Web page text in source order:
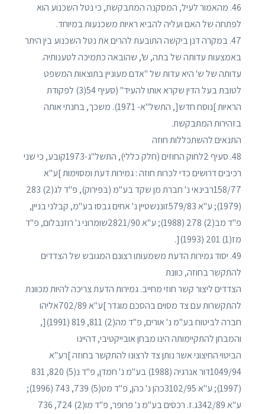
46. מהאמור לעיל, המסקנה המתבקשת, כי נטל השכנוע הוא
לפתחה של האם ועליה להביא ראיות משכנעות במיוחד.
47. במקרה דנן ביקשה התובעת להרים את נטל השכנוע בין היתר
באמצעות עדותה של בתה, ש', שהובאה כתמיכה לטענותיה.
עדותה של ש' היא עדות של "אדם מעוניין בתוצאות המשפט
לטובת בעל הדין שקרא אותו להעיד" (סעיף 54(3) לפקודת
הראיות ]נוסח חדש[, התשל"א- 1971). משכך, בחנתי אותה
בזהירות המתבקשת.
התנאים להשתכללות חוזה
48. סעיף 2לחוק החוזים (חלק כללי), התשל"ג-1973קובע, כי שני
רכיבים דרושים כדי לכרות חוזה : גמירות דעת ומסוימות ]ע"א
158/77רבינאי נ' חברת מן שקד בע"מ (בפירוק), פ"ד לג(2) 283
(1979); ע"א 579/83זוננשטיין נ' אחים גבסו בע"מ, קבלני בניין,
פ"ד מב(2) 278 (1988); ע"א 2821/90שומרוני נ' רוזנבלום, פ"ד
מז(1) 201 (1993)[.
49. יסוד גמירות הדעת משמעותו רצונם המגובש של הצדדים
להתקשר בחוזה, כוונת
הצדדים ליצור קשר חוזי מחייב. גמירות הדעת צריכה להיות מכוונת
להתקשרות עם צד מסוים בהסכם מוגדר ]ע"א 702/89אליהו
חברה לביטוח בע"מ נ' אורים, פ"ד מה(2) 811, 819 (1991)[,
והמבחן להתקיימותה הינו מבחן אובייקטיבי, דהיינו
הביטוי החיצוני אשר נותן צד לרצונו להתקשר בחוזה ]רע"א
1049/94דור אנרגיה (1988) בע"מ נ' חמדן, פ"ד נ(5) 820, 831
(1997); ע"א 3102/95כהן נ' כהן, פ"ד מט(5) 739, 743 (1996);
ע"א 342/89ג.ז. רכסים בע"מ נ' פרופר, פ"ד מו(2) 724, 736